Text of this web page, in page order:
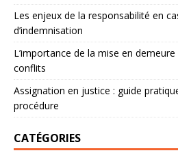
Les enjeux de la responsabilité en
d’indemnisation
L’importance de la mise en
conflits
Assignation en justice : guide
procédure
CATÉGORIES